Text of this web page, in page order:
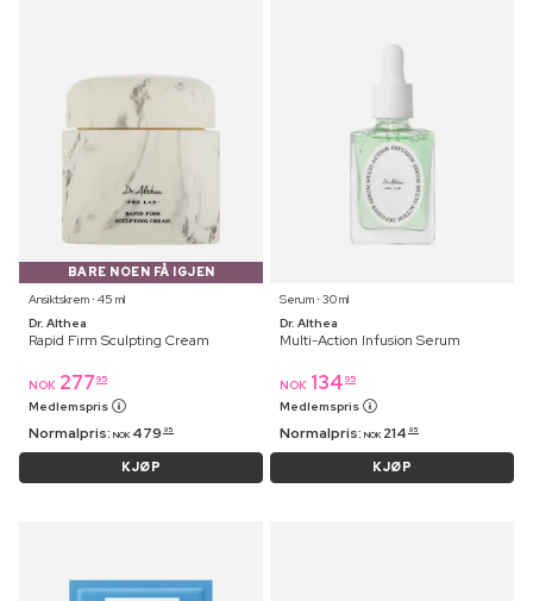
BARE NOEN FÅ IGJEN
Ansiktskrem ⋅ 45 ml
Dr. Althea
Rapid Firm Sculpting Cream
NOK 277 95
Medlemspris
Normalpris: NOK 479 95
KJØP
Serum ⋅ 30 ml
Dr. Althea
Multi-Action Infusion Serum
NOK 134 95
Medlemspris
Normalpris: NOK 214 95
KJØP